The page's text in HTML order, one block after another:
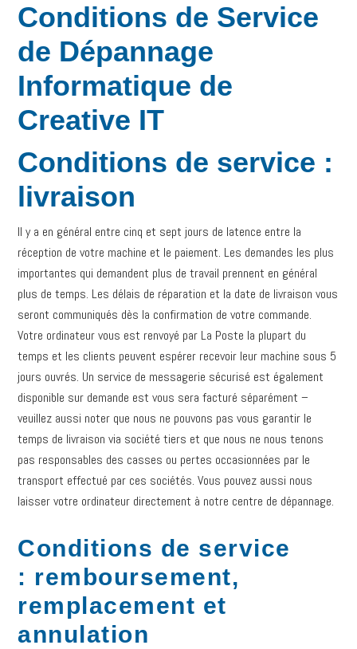
Conditions de Service
de Dépannage
Informatique de
Creative IT
Conditions de service :
livraison
Il y a en général entre cinq et sept jours de latence entre la
réception de votre machine et le paiement. Les demandes les plus
importantes qui demandent plus de travail prennent en général
plus de temps. Les délais de réparation et la date de livraison vous
seront communiqués dès la confirmation de votre commande.
Votre ordinateur vous est renvoyé par La Poste la plupart du
temps et les clients peuvent espérer recevoir leur machine sous 5
jours ouvrés. Un service de messagerie sécurisé est également
disponible sur demande est vous sera facturé séparément –
veuillez aussi noter que nous ne pouvons pas vous garantir le
temps de livraison via société tiers et que nous ne nous tenons
pas responsables des casses ou pertes occasionnées par le
transport effectué par ces sociétés. Vous pouvez aussi nous
laisser votre ordinateur directement à notre centre de dépannage.
Conditions de service
: remboursement,
remplacement et
annulation